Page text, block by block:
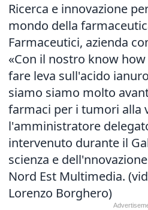
Ricerca e innovazione
mondo della
Farmaceutici, azienda
«Con il nostro know
fare leva sull'acido
siamo siamo molto
farmaci per i tumori alla
l'amministratore
intervenuto durante il
scienza e
Nord Est Multimedia.
Lorenzo Borghero)